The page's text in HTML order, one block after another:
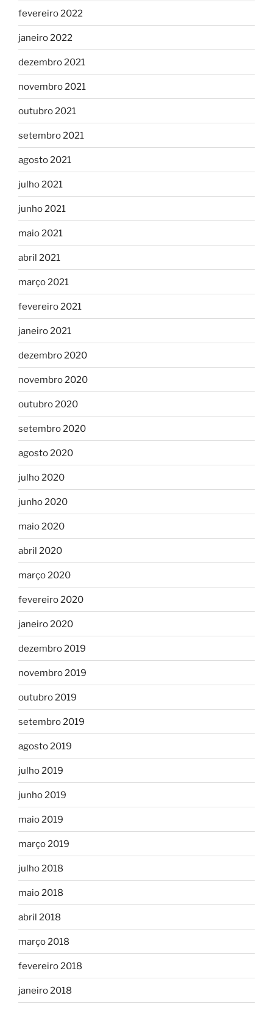
fevereiro 2022
janeiro 2022
dezembro 2021
novembro 2021
outubro 2021
setembro 2021
agosto 2021
julho 2021
junho 2021
maio 2021
abril 2021
março 2021
fevereiro 2021
janeiro 2021
dezembro 2020
novembro 2020
outubro 2020
setembro 2020
agosto 2020
julho 2020
junho 2020
maio 2020
abril 2020
março 2020
fevereiro 2020
janeiro 2020
dezembro 2019
novembro 2019
outubro 2019
setembro 2019
agosto 2019
julho 2019
junho 2019
maio 2019
março 2019
julho 2018
maio 2018
abril 2018
março 2018
fevereiro 2018
janeiro 2018